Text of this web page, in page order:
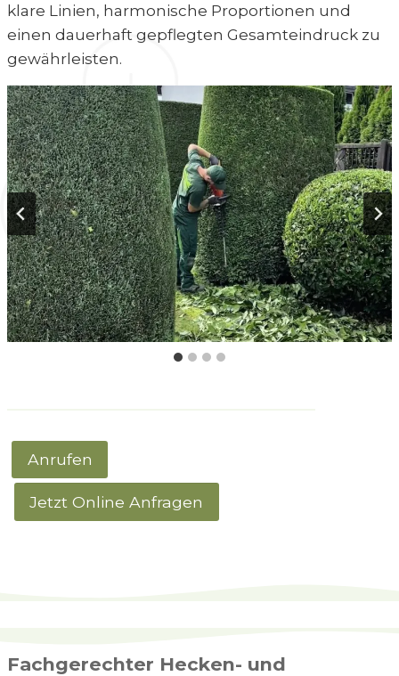
klare Linien, harmonische Proportionen und
einen dauerhaft gepflegten Gesamteindruck zu
gewährleisten.
Anrufen
Jetzt Online Anfragen
Fachgerechter Hecken- und